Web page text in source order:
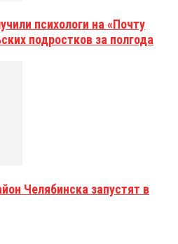
психологи на «Почту
подростков за полгода
Челябинска запустят в